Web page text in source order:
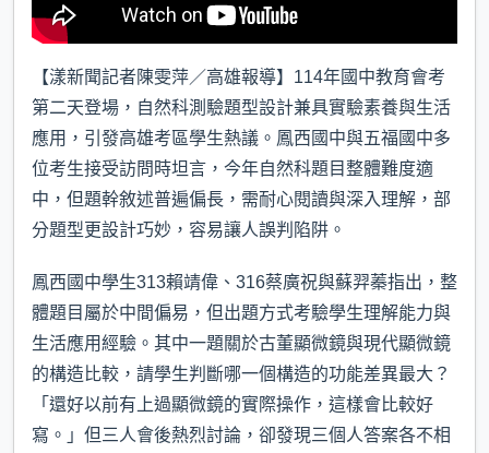
【漾新聞記者陳雯萍／高雄報導】114年國中教育會考
第二天登場，自然科測驗題型設計兼具實驗素養與生活
應用，引發高雄考區學生熱議。鳳西國中與五福國中多
位考生接受訪問時坦言，今年自然科題目整體難度適
中，但題幹敘述普遍偏長，需耐心閱讀與深入理解，部
分題型更設計巧妙，容易讓人誤判陷阱。
鳳西國中學生313賴靖偉、316蔡廣祝與蘇羿蓁指出，整
體題目屬於中間偏易，但出題方式考驗學生理解能力與
生活應用經驗。其中一題關於古董顯微鏡與現代顯微鏡
的構造比較，請學生判斷哪一個構造的功能差異最大？
「還好以前有上過顯微鏡的實際操作，這樣會比較好
寫。」但三人會後熱烈討論，卻發現三個人答案各不相